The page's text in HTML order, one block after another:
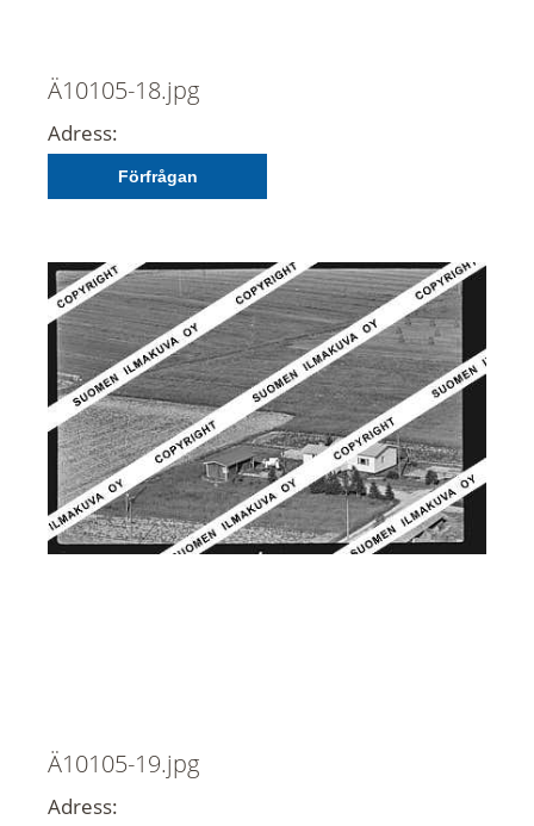
Ä10105-18.jpg
Adress:
Förfrågan
Ä10105-19.jpg
Adress: